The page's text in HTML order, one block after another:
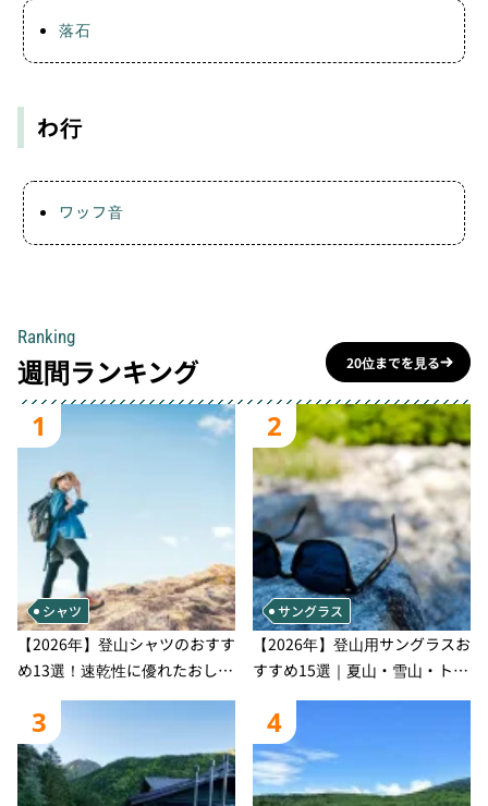
落石
わ行
ワッフ音
Ranking
週間ランキング 20位までを見る
1
シャツ
【2026年】登山シャツのおすす
め13選！速乾性に優れたおしゃ
れなモデルを徹底紹介！
2
サングラス
【2026年】登山用サングラスお
すすめ15選｜夏山・雪山・トレ
ラン別、シーンで選ぶ失敗しな
い一本
3 4